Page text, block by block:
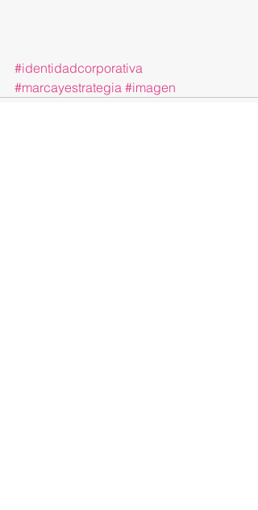
#identidadcorporativa
#marcayestrategia #imagen